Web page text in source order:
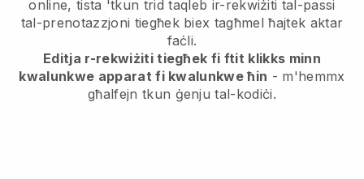
online, tista 'tkun trid taqleb ir-rekwiżiti tal-passi
tal-prenotazzjoni tiegħek biex tagħmel ħajtek aktar
faċli.
Editja r-rekwiżiti tiegħek fi ftit klikks minn
kwalunkwe apparat fi kwalunkwe ħin - m'hemmx
għalfejn tkun ġenju tal-kodiċi.